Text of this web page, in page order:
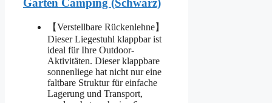
Garten Camping (Schwarz)
【Verstellbare Rückenlehne】
Dieser Liegestuhl klappbar ist
ideal für Ihre Outdoor-
Aktivitäten. Dieser klappbare
sonnenliege hat nicht nur eine
faltbare Struktur für einfache
Lagerung und Transport,